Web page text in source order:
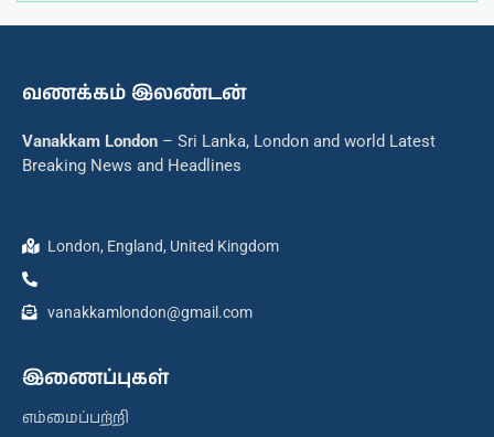
வணக்கம் இலண்டன்
Vanakkam London – Sri Lanka, London and world Latest
Breaking News and Headlines
London, England, United Kingdom
vanakkamlondon@gmail.com
இணைப்புகள்
எம்மைப்பற்றி